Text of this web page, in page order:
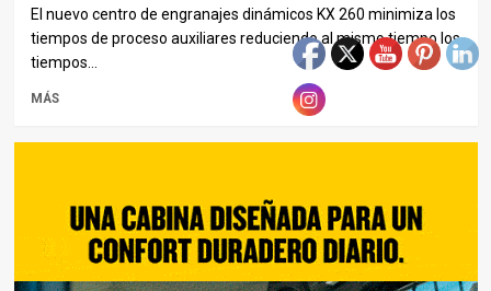
El nuevo centro de engranajes dinámicos KX 260 minimiza los
tiempos de proceso auxiliares reduciendo al mismo tiempo los
tiempos...
MÁS